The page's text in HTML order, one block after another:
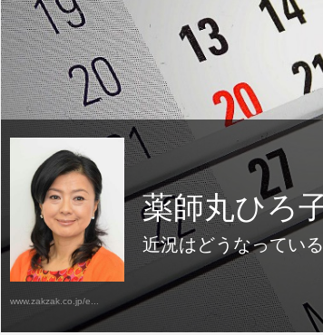
www.zakzak.co.jp/e...
薬師丸ひろ
近況はどうなってい